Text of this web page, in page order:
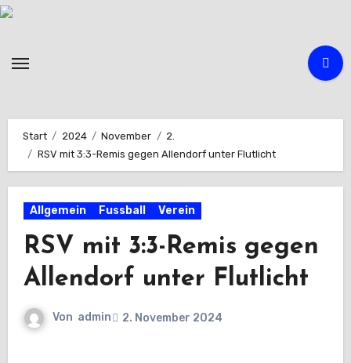
Zum
Start 2024 November
2.
RSV mit 3:3-Remis gegen Allendorf unter Flutlicht
Allgemein Fussball Verein
RSV mit 3:3-Remis gegen
Allendorf unter Flutlicht
Von admin 2. November 2024